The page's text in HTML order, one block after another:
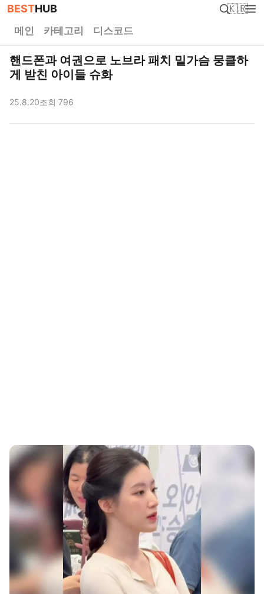
BESTHUB 🇰🇷
메인 카테고리 디스코드
핸드폰과 여권으로 노브라 패치 밑가슴 뭉클하
게 받친 아이들 슈화
25.8.20조회 796